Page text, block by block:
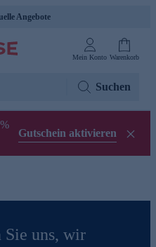
Angebote
Mein Konto Warenkorb
Suchen
Gutschein aktivieren
uns, wir